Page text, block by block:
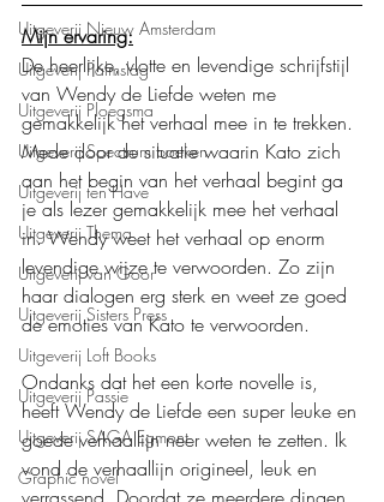
Uitgeverij Nieuw Amsterdam
Uitgeverij Palmslag
Uitgeverij Ploegsma
Uitgeverij Spectrum boeken
Uitgeverij ten Have
Uitgeverij Thema
Uitgeverij van Goor
Uitgeverij Sisters Press
Uitgeverij Loft Books
Uitgeverij Passie
Uitgeverij SAGA Egmont
Graphic novel
Mijn ervaring:
De heerlijke, vlotte en levendige schrijfstijl
van Wendy de Liefde weten me
gemakkelijk het verhaal mee in te trekken.
Mede door de situatie waarin Kato zich
aan het begin van het verhaal begint ga
je als lezer gemakkelijk mee het verhaal
in. Wendy weet het verhaal op enorm
levendige wijze te verwoorden. Zo zijn
haar dialogen erg sterk en weet ze goed
de emoties van Kato te verwoorden.
Ondanks dat het een korte novelle is,
heeft Wendy de Liefde een super leuke en
goede verhaallijn neer weten te zetten. Ik
vond de verhaallijn origineel, leuk en